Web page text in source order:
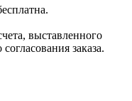
выставленного
заказа.